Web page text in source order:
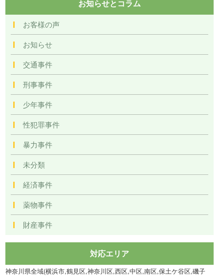
お知らせとコラム
お客様の声
お知らせ
交通事件
刑事事件
少年事件
性犯罪事件
暴力事件
未分類
経済事件
薬物事件
財産事件
対応エリア
神奈川県全域(横浜市,鶴見区,神奈川区,西区,中区,南区,保土ケ谷区,磯子